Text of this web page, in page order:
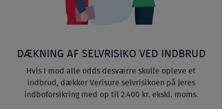
DÆKNING AF SELVRISIKO VED INDBRUD
Hvis I mod alle odds desværre skulle opleve et
indbrud, dækker Verisure selvrisikoen på jeres
indboforsikring med op til 2.400 kr. ekskl. moms.